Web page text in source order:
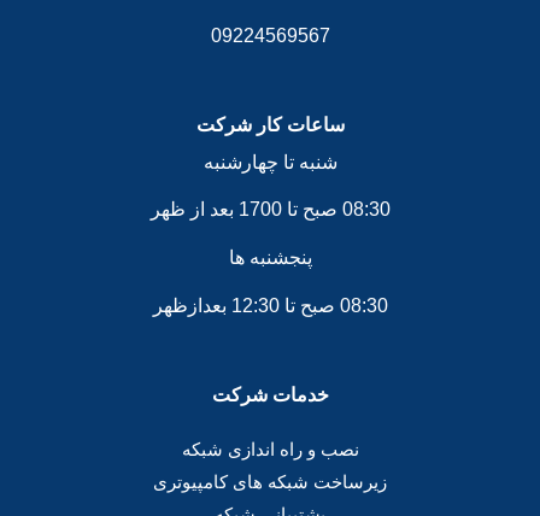
09224569567
ساعات کار شرکت
شنبه تا چهارشنبه
08:30 صبح تا 1700 بعد از ظهر
پنجشنبه ها
08:30 صبح تا 12:30 بعدازظهر
خدمات شرکت
نصب و راه اندازی شبکه
زیرساخت شبکه های کامپیوتری